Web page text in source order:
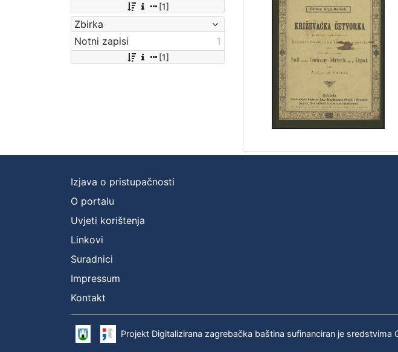
[1]
Zbirka
Notni zapisi
1
[1]
Izjava o pristupačnosti
O portalu
Uvjeti korištenja
Linkovi
Suradnici
Impressum
Kontakt
Projekt Digitalizirana zagrebačka baština sufinanciran je